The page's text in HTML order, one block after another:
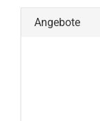
Angebote